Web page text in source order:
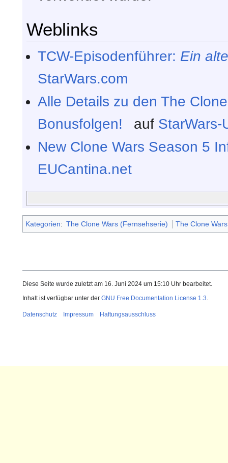
Weblinks
TCW-Episodenführer: Ein
StarWars.com
Alle Details zu den The
Bonusfolgen!
auf StarWars-
New Clone Wars Season 5
EUCantina.net
Kategorien: The Clone Wars (Fernsehserie) The Clone
Diese Seite wurde zuletzt am 16. Juni 2024 um 15:10 Uhr bearbeitet.
Inhalt ist verfügbar unter der GNU Free Documentation License 1.3
Datenschutz Impressum Haftungsausschluss